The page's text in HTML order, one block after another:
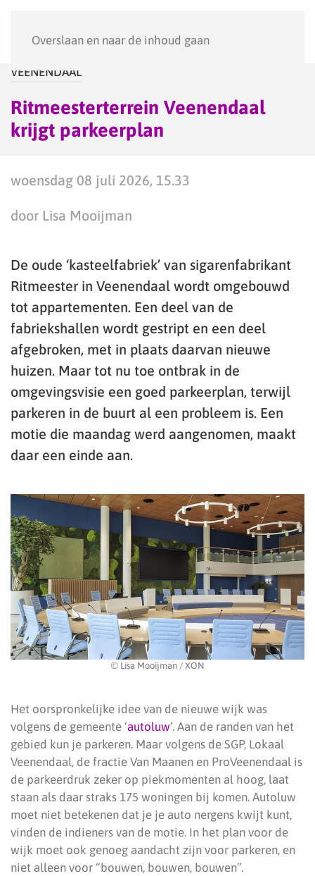
Overslaan en naar de inhoud gaan
VEENENDAAL
Ritmeesterterrein Veenendaal
krijgt parkeerplan
woensdag 08 juli 2026, 15.33
door Lisa Mooijman
De oude ‘kasteelfabriek’ van sigarenfabrikant
Ritmeester in Veenendaal wordt omgebouwd
tot appartementen. Een deel van de
fabriekshallen wordt gestript en een deel
afgebroken, met in plaats daarvan nieuwe
huizen. Maar tot nu toe ontbrak in de
omgevingsvisie een goed parkeerplan, terwijl
parkeren in de buurt al een probleem is. Een
motie die maandag werd aangenomen, maakt
daar een einde aan.
© Lisa Mooijman / XON
Het oorspronkelijke idee van de nieuwe wijk was
volgens de gemeente ‘autoluw’. Aan de randen van het
gebied kun je parkeren. Maar volgens de SGP, Lokaal
Veenendaal, de fractie Van Maanen en ProVeenendaal is
de parkeerdruk zeker op piekmomenten al hoog, laat
staan als daar straks 175 woningen bij komen. Autoluw
moet niet betekenen dat je je auto nergens kwijt kunt,
vinden de indieners van de motie. In het plan voor de
wijk moet ook genoeg aandacht zijn voor parkeren, en
niet alleen voor “bouwen, bouwen, bouwen”.